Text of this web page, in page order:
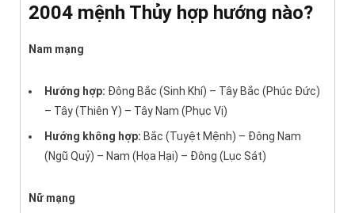
2004 mệnh Thủy hợp hướng nào?
Nam mạng
Hướng hợp: Đông Bắc (Sinh Khí) – Tây Bắc (Phúc Đức)
– Tây (Thiên Y) – Tây Nam (Phục Vị)
Hướng không hợp: Bắc (Tuyệt Mệnh) – Đông Nam
(Ngũ Quỷ) – Nam (Họa Hại) – Đông (Lục Sát)
Nữ mạng